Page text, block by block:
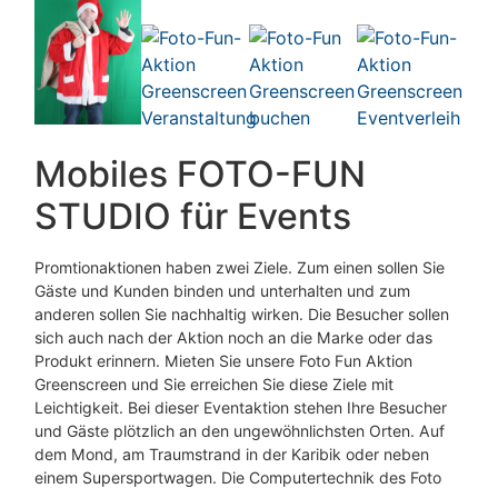
Mobiles FOTO-FUN
STUDIO für Events
Promtionaktionen haben zwei Ziele. Zum einen sollen Sie
Gäste und Kunden binden und unterhalten und zum
anderen sollen Sie nachhaltig wirken. Die Besucher sollen
sich auch nach der Aktion noch an die Marke oder das
Produkt erinnern. Mieten Sie unsere Foto Fun Aktion
Greenscreen und Sie erreichen Sie diese Ziele mit
Leichtigkeit. Bei dieser Eventaktion stehen Ihre Besucher
und Gäste plötzlich an den ungewöhnlichsten Orten. Auf
dem Mond, am Traumstrand in der Karibik oder neben
einem Supersportwagen. Die Computertechnik des Foto